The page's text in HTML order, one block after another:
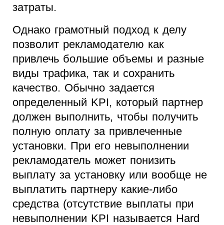
затраты.
Однако грамотный подход к делу
позволит рекламодателю как
привлечь большие объемы и разные
виды трафика, так и сохранить
качество. Обычно задается
определенный KPI, который партнер
должен выполнить, чтобы получить
полную оплату за привлеченные
установки. При его невыполнении
рекламодатель может понизить
выплату за установку или вообще не
выплатить партнеру какие-либо
средства (отсутствие выплаты при
невыполнении KPI называется Hard